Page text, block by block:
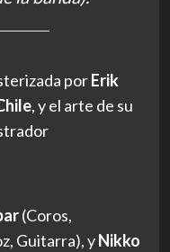
porErik
, y el arte de su
(Coros,
Guitarra), yNikko